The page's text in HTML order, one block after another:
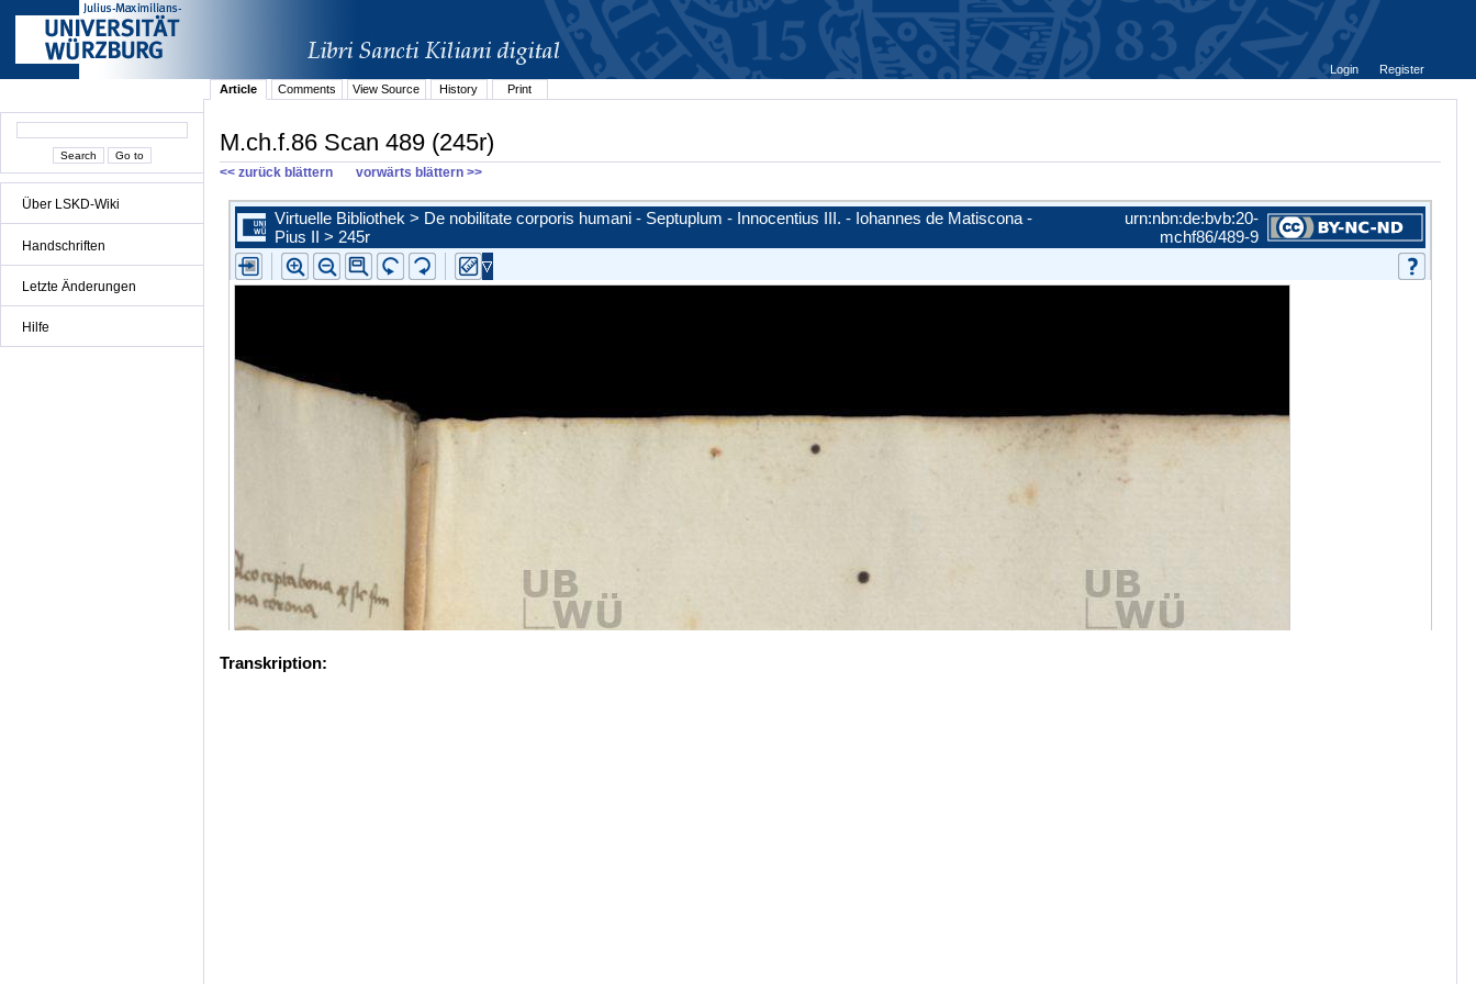
Über LSKD-Wiki
Handschriften
Letzte Änderungen
Hilfe
Login
Register
Article
Comments View Source History Print
M.ch.f.86 Scan 489 (245r)
<< zurück blättern vorwärts blättern >>
Transkription: